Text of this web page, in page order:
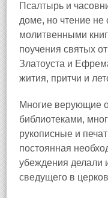
Псалтырь и
доме, но чтение не
молитвенными
поучения святых
Златоуста и
жития, притчи и
Многие верующие
библиотеками,
рукописные и
постоянная
убеждения делали
сведущего в